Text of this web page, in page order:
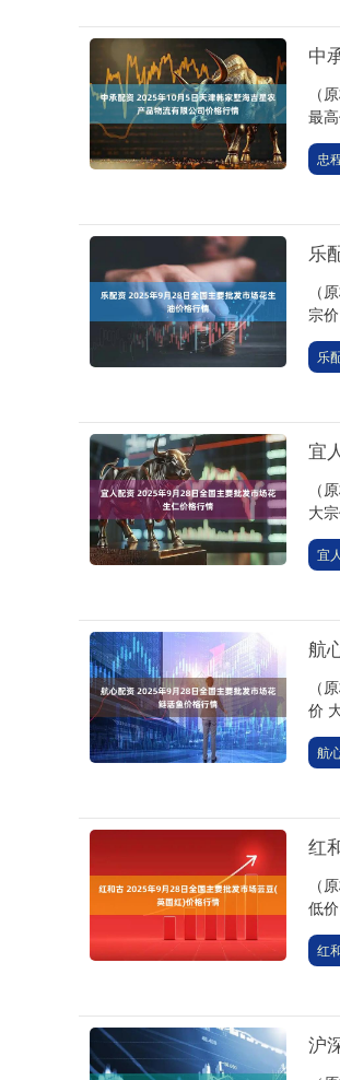
中
（
最
忠
乐
（
宗
乐
宜
（
大
宜
航
（
价
航
红
（
低
红
沪
0.57% 深证成指